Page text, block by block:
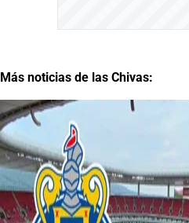
Más noticias de las Chivas: